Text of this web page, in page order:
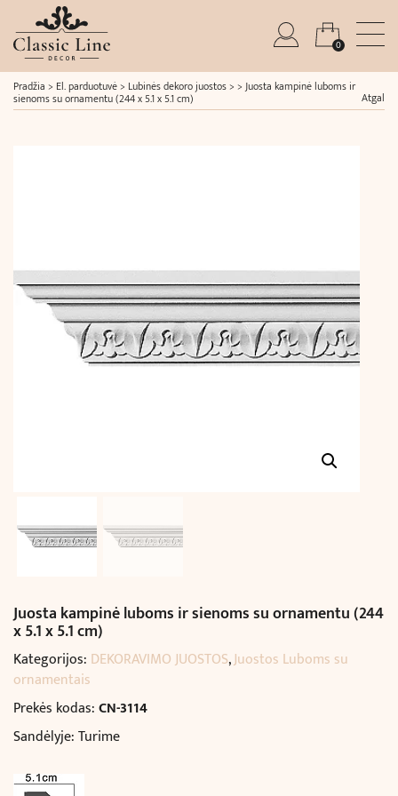
0
Pradžia > El. parduotuvė> Lubinės dekoro juostos> >Juosta kampinė luboms ir
sienoms su ornamentu (244 x 5.1 x 5.1 cm) Atgal
Juosta kampinė luboms ir sienoms su ornamentu (244
x 5.1 x 5.1 cm)
Kategorijos: DEKORAVIMO JUOSTOS,Juostos Luboms su
ornamentais
Prekės kodas:CN-3114
Sandėlyje: Turime